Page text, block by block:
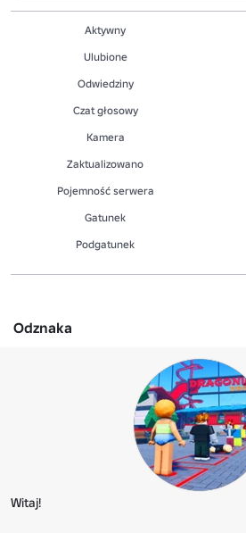
Aktywny
Ulubione
Odwiedziny
Czat głosowy
Kamera
Zaktualizowano
Pojemność serwera
Gatunek
Podgatunek
Odznaka
Witaj!